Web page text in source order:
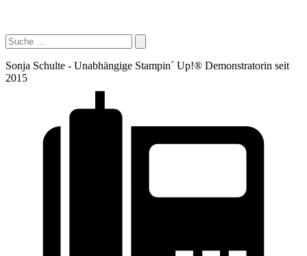
Sonja Schulte - Unabhängige Stampin´ Up!® Demonstratorin seit
2015